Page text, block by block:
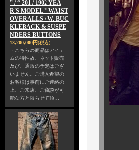
” / “ 201 / 1902 YEA
R'S MODEL ” WAIST
OVERALLS / W. BUC
KLEBACK & SUSPE
NDERS BUTTONS
13,200,000円(税込)
・こちらの商品はアイテ
ムの特性故、ネット販売
及び、通販の予定はござ
いません。ご購入希望の
お客様は事前にご連絡の
上、ご来店、ご商談が可
能な方と限らせて頂…
今日出
大喜